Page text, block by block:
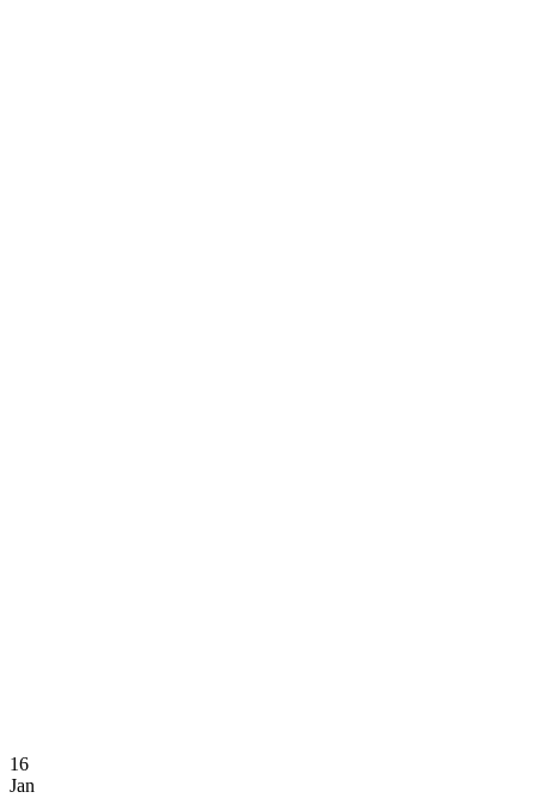
16
Jan